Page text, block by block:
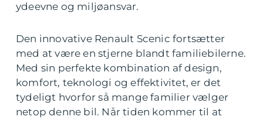
ydeevne og miljøansvar.
Den innovative Renault Scenic fortsætter
med at være en stjerne blandt familiebilerne.
Med sin perfekte kombination af design,
komfort, teknologi og effektivitet, er det
tydeligt hvorfor så mange familier vælger
netop denne bil. Når tiden kommer til at